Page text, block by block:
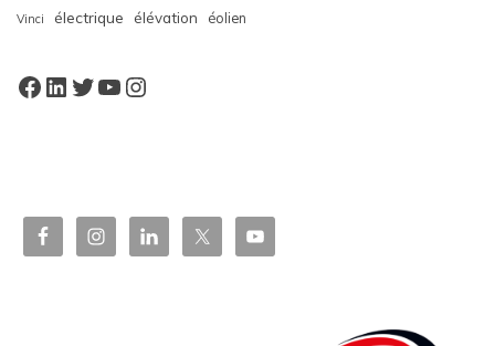
Vinci électrique élévation éolien
Facebook
LinkedIn
Twitter
YouTube
Instagram